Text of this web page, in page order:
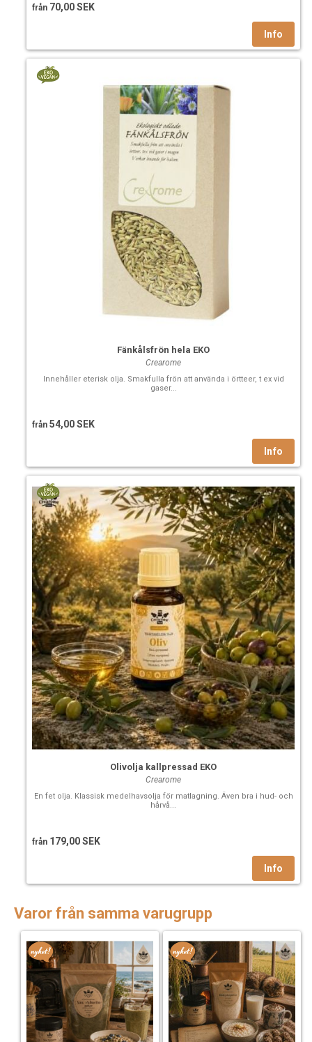
från 70,00 SEK
Fänkålsfrön hela EKO
Crearome
Innehåller eterisk olja. Smakfulla frön att använda i örtteer, t ex vid
gaser...
från 54,00 SEK
Olivolja kallpressad EKO
Crearome
En fet olja. Klassisk medelhavsolja för matlagning. Även bra i hud- och
hårvå...
från 179,00 SEK
Varor från samma varugrupp